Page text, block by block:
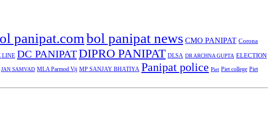
panipat.combol panipat news CMO PANIPAT Corona
LINE DC PANIPATDIPRO PANIPAT DLSA DR ARCHNA GUPTA ELECTION
JAN SAMVAD MLA Parmod Vij MP SANJAY BHATIYA Panipat police Piet Piet college Piet